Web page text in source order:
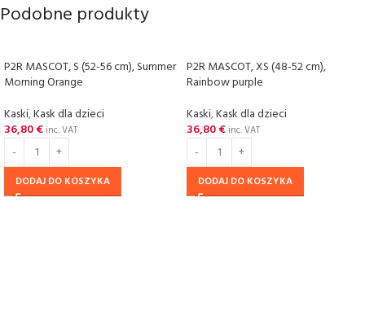
Podobne produkty
P2R MASCOT, S (52-56 cm), Summer
Morning Orange
Kaski,Kask dla dzieci
36,80€ inc. VAT
DODAJ DO KOSZYKA
P2R MASCOT, XS (48-52 cm),
Rainbow purple
Kaski,Kask dla dzieci
36,80€ inc. VAT
DODAJ DO KOSZYKA